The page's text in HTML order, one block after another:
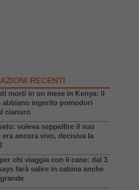
RECENTI
morti in un mese in Kenya: il
abbiano ingerito pomodori
cianuro
voleva seppellire il suo
era ancora vivo, decisiva la
chi viaggia con il cane: dal 3
farà salire in cabina anche